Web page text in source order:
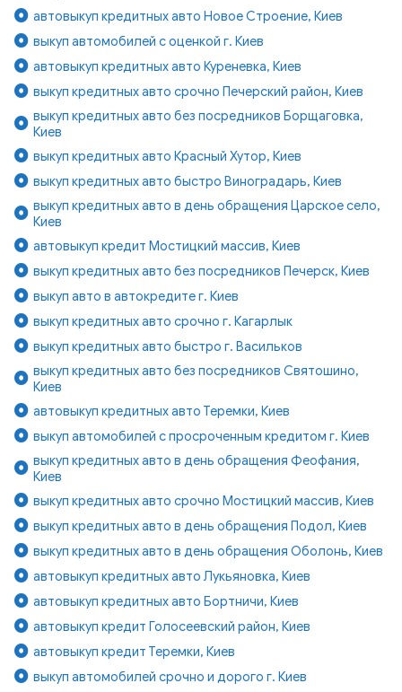
автовыкуп кредитных авто Новое Строение, Киев
выкуп автомобилей с оценкой г. Киев
автовыкуп кредитных авто Куреневка, Киев
выкуп кредитных авто срочно Печерский район, Киев
выкуп кредитных авто без посредников Борщаговка,
Киев
выкуп кредитных авто Красный Хутор, Киев
выкуп кредитных авто быстро Виноградарь, Киев
выкуп кредитных авто в день обращения Царское село,
Киев
автовыкуп кредит Мостицкий массив, Киев
выкуп кредитных авто без посредников Печерск, Киев
выкуп авто в автокредите г. Киев
выкуп кредитных авто срочно г. Кагарлык
выкуп кредитных авто быстро г. Васильков
выкуп кредитных авто без посредников Святошино,
Киев
автовыкуп кредитных авто Теремки, Киев
выкуп автомобилей с просроченным кредитом г. Киев
выкуп кредитных авто в день обращения Феофания,
Киев
выкуп кредитных авто срочно Мостицкий массив, Киев
выкуп кредитных авто в день обращения Подол, Киев
выкуп кредитных авто в день обращения Оболонь, Киев
автовыкуп кредитных авто Лукьяновка, Киев
автовыкуп кредитных авто Бортничи, Киев
автовыкуп кредит Голосеевский район, Киев
автовыкуп кредит Теремки, Киев
выкуп автомобилей срочно и дорого г. Киев